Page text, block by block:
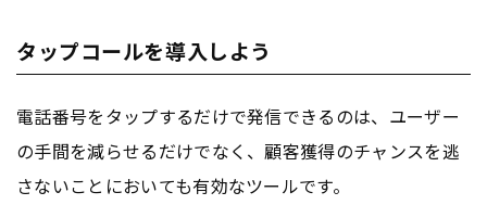
タップコールを導入しよう
電話番号をタップするだけで発信できるのは、ユーザー
の手間を減らせるだけでなく、顧客獲得のチャンスを逃
さないことにおいても有効なツールです。